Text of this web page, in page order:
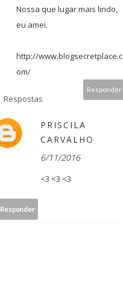
Nossa que lugar mais lindo,
eu amei.
http://www.blogsecretplace.c
om/
Responder
Respostas
PRISCILA
CARVALHO
6/11/2016
<3 <3 <3
Responder